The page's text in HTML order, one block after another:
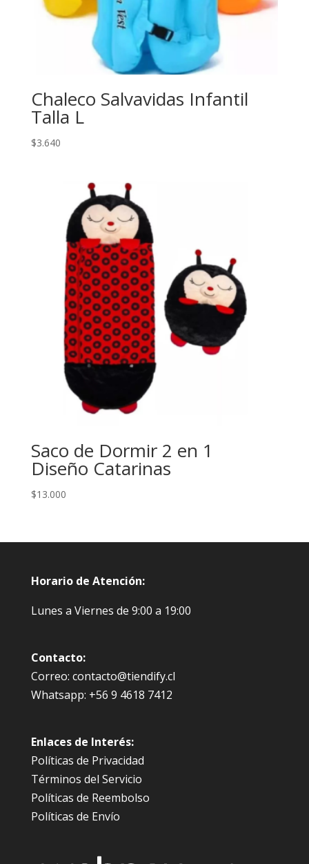
Chaleco Salvavidas Infantil
Talla L
$3.640
Saco de Dormir 2 en 1
Diseño Catarinas
$13.000
Horario de Atención:
Lunes a Viernes de 9:00 a 19:00
Contacto:
Correo: contacto@tiendify.cl
Whatsapp: +56 9 4618 7412
Enlaces de Interés:
Políticas de Privacidad
Términos del Servicio
Políticas de Reembolso
Políticas de Envío